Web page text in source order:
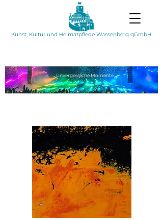
Kunst, Kultur und Heimatpflege Wassenberg gGmbH
UnvergesslicheMomente